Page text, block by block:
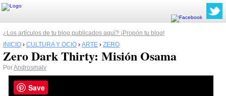
¿Los artículos de tu blog publicados aquí? ¡Propón tu blog!
INICIO › CULTURA Y OCIO › ARTE › ZERO
Zero Dark Thirty: Misión Osama
PorAndrosmalv
Save